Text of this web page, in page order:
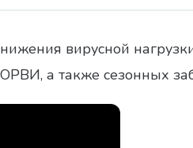
вирусной
а также сезонных